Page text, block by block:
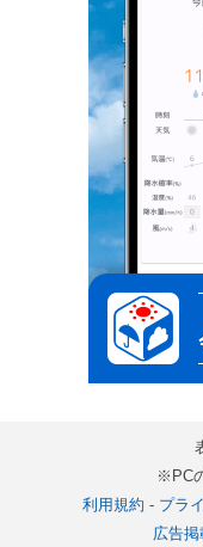
※PC
利用規約 - プラ
広告掲